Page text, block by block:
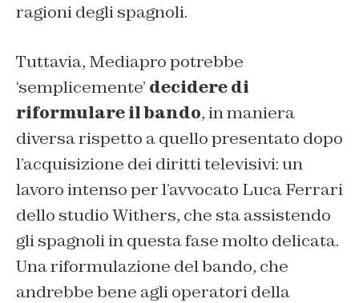
ragioni degli spagnoli.
Tuttavia, Mediapro potrebbe
‘semplicemente’ decidere di
riformulare il bando, in maniera
diversa rispetto a quello presentato dopo
l’acquisizione dei diritti televisivi: un
lavoro intenso per l’avvocato Luca Ferrari
dello studio Withers, che sta assistendo
gli spagnoli in questa fase molto delicata.
Una riformulazione del bando, che
andrebbe bene agli operatori della